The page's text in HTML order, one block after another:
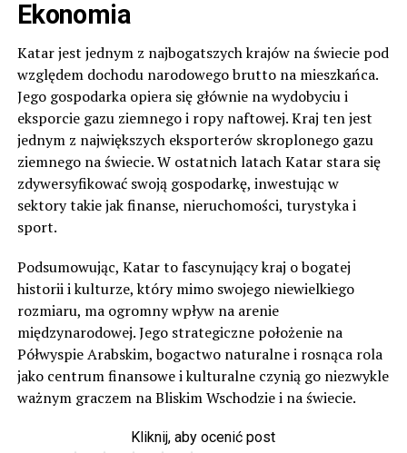
Ekonomia
Katar jest jednym z najbogatszych krajów na świecie pod
względem dochodu narodowego brutto na mieszkańca.
Jego gospodarka opiera się głównie na wydobyciu i
eksporcie gazu ziemnego i ropy naftowej. Kraj ten jest
jednym z największych eksporterów skroplonego gazu
ziemnego na świecie. W ostatnich latach Katar stara się
zdywersyfikować swoją gospodarkę, inwestując w
sektory takie jak finanse, nieruchomości, turystyka i
sport.
Podsumowując, Katar to fascynujący kraj o bogatej
historii i kulturze, który mimo swojego niewielkiego
rozmiaru, ma ogromny wpływ na arenie
międzynarodowej. Jego strategiczne położenie na
Półwyspie Arabskim, bogactwo naturalne i rosnąca rola
jako centrum finansowe i kulturalne czynią go niezwykle
ważnym graczem na Bliskim Wschodzie i na świecie.
Kliknij, aby ocenić post